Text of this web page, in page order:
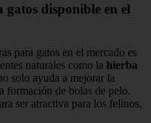
disponible en el
para gatos en el mercado es
naturales como la hierba
solo ayuda a mejorar la
formación de bolas de pelo.
ser atractiva para los felinos,